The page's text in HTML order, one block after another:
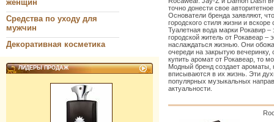
женщин
Средства по уходу для
мужчин
Декоративная косметика
ЛИДЕРЫ ПРОДАЖ
точно донести свое
Основатели бренда заявляют,
городского стиля жизни и
Туалетная вода марки Рокавир
городской житель от Рокавеар
наслаждаться жизнью. Они
очереди на закрытую
купить аромат от Рокавеар, то
Модный бренд создает ароматы,
вписываются в их жизнь. Эти
популярных музыкальных
актуальности.